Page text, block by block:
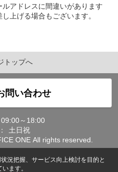
アドレスに間違いがあります
上げる場合もございます。
トップへ
問い合わせ
09:00～18:00
土日祝
ONE All rights reserved.
況把握、サービス向上検討を目的と
ます。